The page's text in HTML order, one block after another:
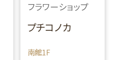
フラワーショップ
プチコノカ
南館1F